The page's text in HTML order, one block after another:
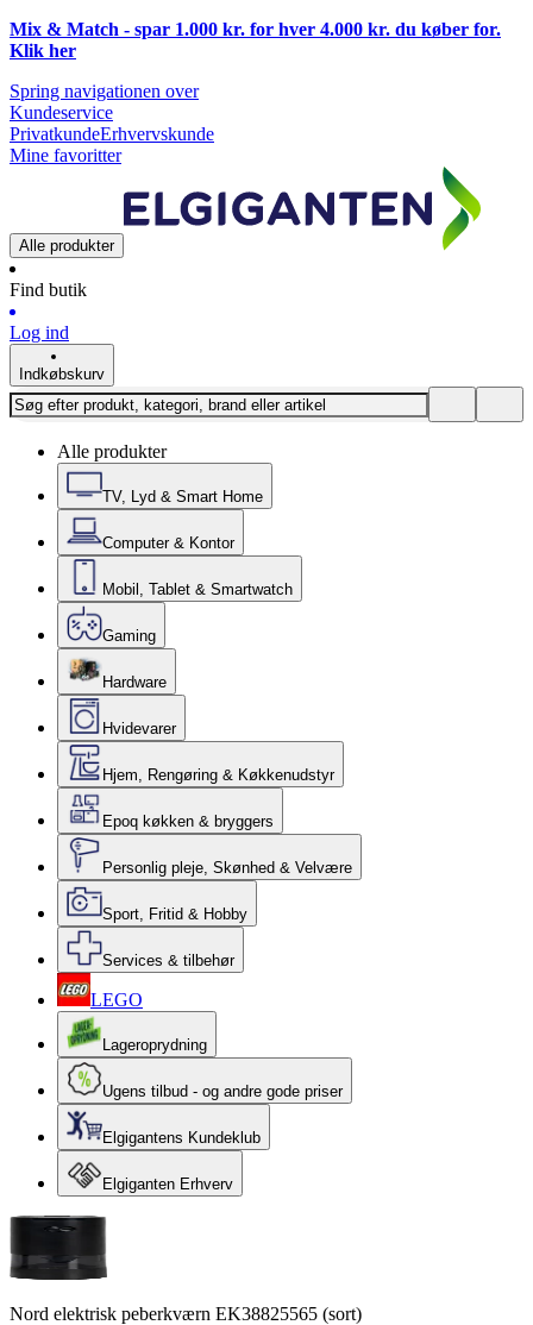
Mix & Match - spar 1.000 kr. for hver 4.000 kr. du køber for.
Klik her
Spring navigationen over
Kundeservice
PrivatkundeErhvervskunde
Mine favoritter
Alle produkter
Find butik
Log ind
Indkøbskurv
Alle produkter
TV, Lyd & Smart Home
Computer & Kontor
Mobil, Tablet & Smartwatch
Gaming
Hardware
Hvidevarer
Hjem, Rengøring & Køkkenudstyr
Epoq køkken & bryggers
Personlig pleje, Skønhed & Velvære
Sport, Fritid & Hobby
Services & tilbehør
LEGO
Lageroprydning
Ugens tilbud - og andre gode priser
Elgigantens Kundeklub
Elgiganten Erhverv
Nord elektrisk peberkværn EK38825565 (sort)